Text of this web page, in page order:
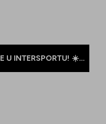
U INTERSPORTU! ☀️